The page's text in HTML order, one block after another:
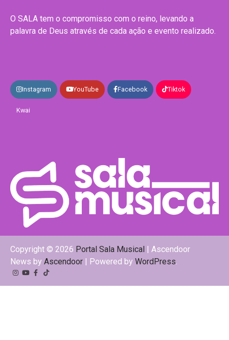
O SALA tem o compromisso com o reino, levando a
palavra de Deus através de cada ação e evento realizado.
Instagram YouTube Facebook Tiktok
Kwai
Copyright © 2026 Portal Sala Musical | Ascendoor
News by Ascendoor | Powered by WordPress
Instagram
YouTube
Facebook
Tiktok